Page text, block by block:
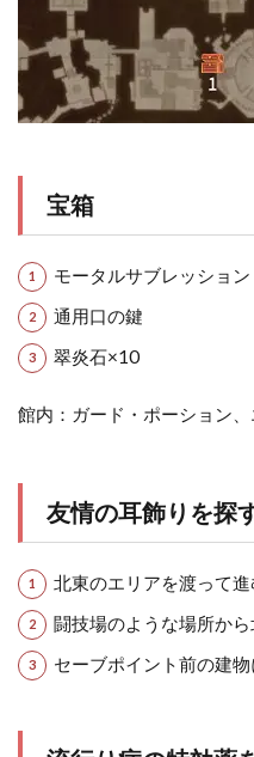
宝箱
モータルサブレッション
通用口の鍵
翠炎石×10
館内：ガード・ポーション、
友情の耳飾りを探
北東のエリアを渡って進
闘技場のような場所か
セーブポイント前の建物